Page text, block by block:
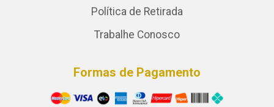
Política de Retirada
Trabalhe Conosco
Formas de Pagamento